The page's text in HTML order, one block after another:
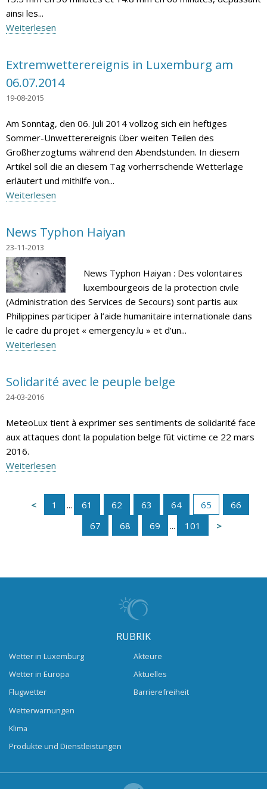
ainsi les...
Weiterlesen
Extremwetterereignis in Luxemburg am
06.07.2014
19-08-2015
Am Sonntag, den 06. Juli 2014 vollzog sich ein heftiges
Sommer-Unwetterereignis über weiten Teilen des
Großherzogtums während den Abendstunden. In diesem
Artikel soll die an diesem Tag vorherrschende Wetterlage
erläutert und mithilfe von...
Weiterlesen
News Typhon Haiyan
23-11-2013
News Typhon Haiyan : Des volontaires
luxembourgeois de la protection civile
(Administration des Services de Secours) sont partis aux
Philippines participer à l’aide humanitaire internationale dans
le cadre du projet « emergency.lu » et d’un...
Weiterlesen
Solidarité avec le peuple belge
24-03-2016
MeteoLux tient à exprimer ses sentiments de solidarité face
aux attaques dont la population belge fût victime ce 22 mars
2016.
Weiterlesen
1 ... 61 62 63 64 65
66
67
68 69 ... 101
RUBRIK
Wetter in Luxemburg
Wetter in Europa
Flugwetter
Wetterwarnungen
Klima
Produkte und Dienstleistungen
Akteure
Aktuelles
Barrierefreiheit